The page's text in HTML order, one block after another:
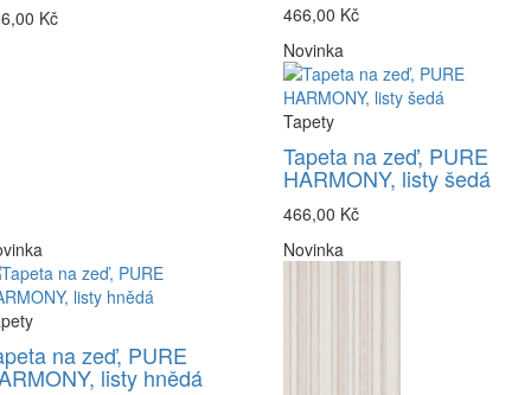
Kč
466,00 Kč
Novinka
Tapety
Tapeta na zeď, PURE
HARMONY, listy šedá
466,00 Kč
na zeď, PURE
listy hnědá
Novinka